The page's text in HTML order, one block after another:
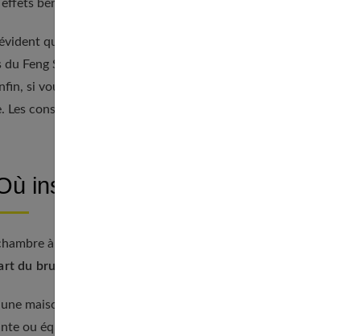
bénéfiques ont pu être obtenus à chaque modification.
évident que l'on ne va pas mettre sa maison sens dessus
du Feng Shui. Mais de
si vous dormez parfaitement, surtout ne modifiez rien.
Les conseils qui suivent s'adressent à ceux qui veulent mieux
installer votre chambre ?
à coucher d'adulte a besoin d'énergie yin, de force
du bruit et du mouvement de l'entrée.
une maison, choisissez une pièce à l'étage. Si vous le pouvez,
ou équipez-les de rideaux bien épais. Évitez aussi la